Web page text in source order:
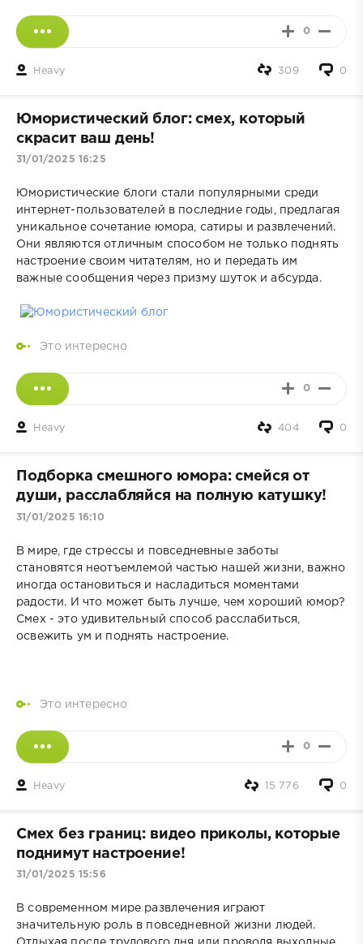
0
Heavy 0
309
Юмористический блог: смех, который
скрасит ваш день!
31/01/2025 16:25
Юмористические блоги стали популярными среди
интернет-пользователей в последние годы, предлагая
уникальное сочетание юмора, сатиры и развлечений.
Они являются отличным способом не только поднять
настроение своим читателям, но и передать им
важные сообщения через призму шуток и абсурда.
Это интересно
0
Heavy 0
404
Подборка смешного юмора: смейся от
души, расслабляйся на полную катушку!
31/01/2025 16:10
В мире, где стрессы и повседневные заботы
становятся неотъемлемой частью нашей жизни, важно
иногда остановиться и насладиться моментами
радости. И что может быть лучше, чем хороший юмор?
Смех - это удивительный способ расслабиться,
освежить ум и поднять настроение.
Это интересно
0
Heavy 0
15 776
Смех без границ: видео приколы, которые
поднимут настроение!
31/01/2025 15:56
В современном мире развлечения играют
значительную роль в повседневной жизни людей.